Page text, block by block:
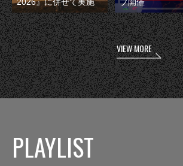
2026』に併せて実施
ブ開催
VIEW MORE
PLAYLIST